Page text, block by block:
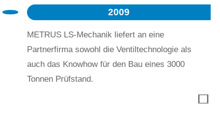
2009
METRUS LS-Mechanik liefert an eine
Partnerfirma sowohl die Ventiltechnologie als
auch das Knowhow für den Bau eines 3000
Tonnen Prüfstand.